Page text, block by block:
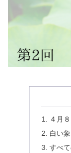
４月
白い
すべ